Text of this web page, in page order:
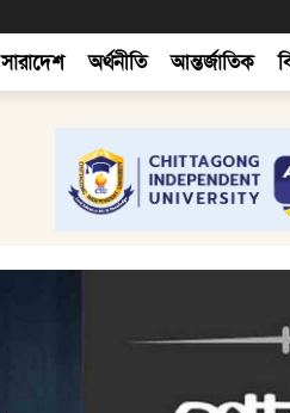
সারাদেশ অর্থনীতি আন্তর্জাতিক